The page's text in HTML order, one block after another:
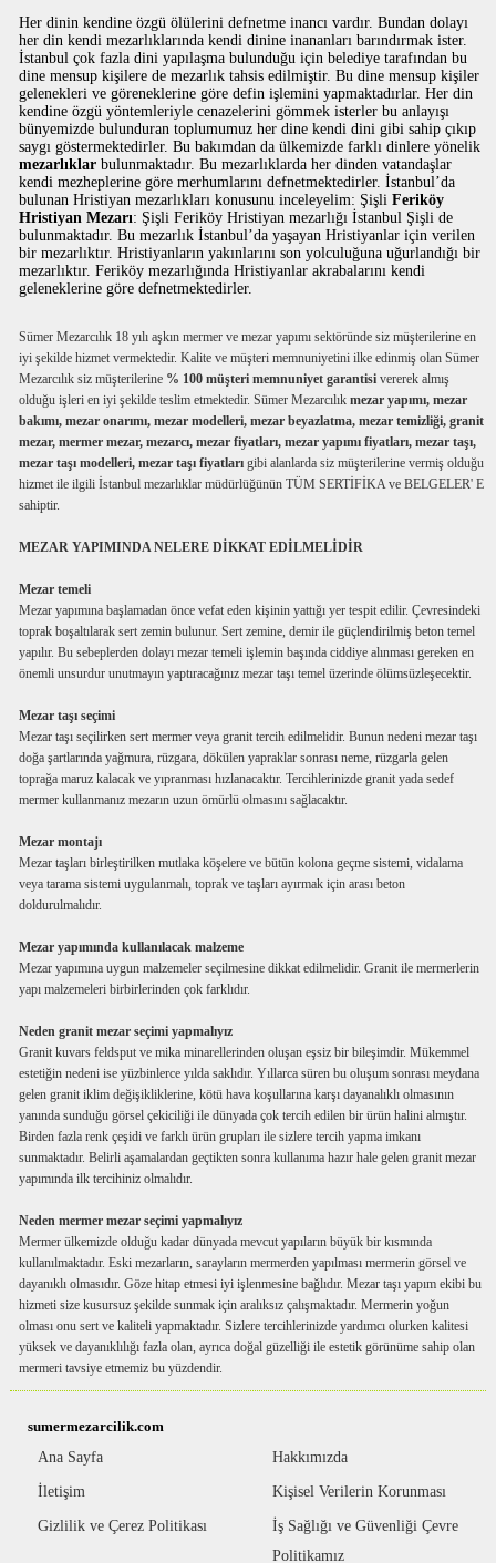
Her dinin kendine özgü ölülerini defnetme inancı vardır. Bundan dolayı
her din kendi mezarlıklarında kendi dinine inananları barındırmak ister.
İstanbul çok fazla dini yapılaşma bulunduğu için belediye tarafından bu
dine mensup kişilere de mezarlık tahsis edilmiştir. Bu dine mensup kişiler
gelenekleri ve göreneklerine göre defin işlemini yapmaktadırlar. Her din
kendine özgü yöntemleriyle cenazelerini gömmek isterler bu anlayışı
bünyemizde bulunduran toplumumuz her dine kendi dini gibi sahip çıkıp
saygı göstermektedirler. Bu bakımdan da ülkemizde farklı dinlere yönelik
mezarlıklar bulunmaktadır. Bu mezarlıklarda her dinden vatandaşlar
kendi mezheplerine göre merhumlarını defnetmektedirler. İstanbul’da
bulunan Hristiyan mezarlıkları konusunu inceleyelim: ŞişliFeriköy
Hristiyan Mezarı: Şişli Feriköy Hristiyan mezarlığı İstanbul Şişli de
bulunmaktadır. Bu mezarlık İstanbul’da yaşayan Hristiyanlar için verilen
bir mezarlıktır. Hristiyanların yakınlarını son yolculuğuna uğurlandığı bir
mezarlıktır. Feriköy mezarlığında Hristiyanlar akrabalarını kendi
geleneklerine göre defnetmektedirler.
Sümer Mezarcılık 18 yılı aşkın mermer ve mezar yapımı sektöründe siz müşterilerine en
iyi şekilde hizmet vermektedir. Kalite ve müşteri memnuniyetini ilke edinmiş olan Sümer
Mezarcılık siz müşterilerine % 100 müşteri memnuniyet garantisi vererek almış
olduğu işleri en iyi şekilde teslim etmektedir. Sümer Mezarcılıkmezar yapımı, mezar
bakımı, mezar onarımı, mezar modelleri, mezar beyazlatma, mezar temizliği, granit
mezar, mermer mezar, mezarcı, mezar fiyatları, mezar yapımı fiyatları, mezar taşı,
mezar taşı modelleri, mezar taşı fiyatları gibi alanlarda siz müşterilerine vermiş olduğu
hizmet ile ilgili İstanbul mezarlıklar müdürlüğünün TÜM SERTİFİKA ve BELGELER' E
sahiptir.
MEZAR YAPIMINDA NELERE DİKKAT EDİLMELİDİR
Mezar temeli
Mezar yapımına başlamadan önce vefat eden kişinin yattığı yer tespit edilir. Çevresindeki
toprak boşaltılarak sert zemin bulunur. Sert zemine, demir ile güçlendirilmiş beton temel
yapılır. Bu sebeplerden dolayı mezar temeli işlemin başında ciddiye alınması gereken en
önemli unsurdur unutmayın yaptıracağınız mezar taşı temel üzerinde ölümsüzleşecektir.
Mezar taşı seçimi
Mezar taşı seçilirken sert mermer veya granit tercih edilmelidir. Bunun nedeni mezar taşı
doğa şartlarında yağmura, rüzgara, dökülen yapraklar sonrası neme, rüzgarla gelen
toprağa maruz kalacak ve yıpranması hızlanacaktır. Tercihlerinizde granit yada sedef
mermer kullanmanız mezarın uzun ömürlü olmasını sağlacaktır.
Mezar montajı
Mezar taşları birleştirilken mutlaka köşelere ve bütün kolona geçme sistemi, vidalama
veya tarama sistemi uygulanmalı, toprak ve taşları ayırmak için arası beton
doldurulmalıdır.
Mezar yapımında kullanılacak malzeme
Mezar yapımına uygun malzemeler seçilmesine dikkat edilmelidir. Granit ile mermerlerin
yapı malzemeleri birbirlerinden çok farklıdır.
Neden granit mezar seçimi yapmalıyız
Granit kuvars feldsput ve mika minarellerinden oluşan eşsiz bir bileşimdir. Mükemmel
estetiğin nedeni ise yüzbinlerce yılda saklıdır. Yıllarca süren bu oluşum sonrası meydana
gelen granit iklim değişikliklerine, kötü hava koşullarına karşı dayanalıklı olmasının
yanında sunduğu görsel çekiciliği ile dünyada çok tercih edilen bir ürün halini almıştır.
Birden fazla renk çeşidi ve farklı ürün grupları ile sizlere tercih yapma imkanı
sunmaktadır. Belirli aşamalardan geçtikten sonra kullanıma hazır hale gelen granit mezar
yapımında ilk tercihiniz olmalıdır.
Neden mermer mezar seçimi yapmalıyız
Mermer ülkemizde olduğu kadar dünyada mevcut yapıların büyük bir kısmında
kullanılmaktadır. Eski mezarların, sarayların mermerden yapılması mermerin görsel ve
dayanıklı olmasıdır. Göze hitap etmesi iyi işlenmesine bağlıdır. Mezar taşı yapım ekibi bu
hizmeti size kusursuz şekilde sunmak için aralıksız çalışmaktadır. Mermerin yoğun
olması onu sert ve kaliteli yapmaktadır. Sizlere tercihlerinizde yardımcı olurken kalitesi
yüksek ve dayanıklılığı fazla olan, ayrıca doğal güzelliği ile estetik görünüme sahip olan
mermeri tavsiye etmemiz bu yüzdendir.
sumermezarcilik.com
Ana Sayfa
Hakkımızda
İletişim Kişisel Verilerin Korunması
Gizlilik ve Çerez Politikası
İş Sağlığı ve Güvenliği Çevre
Politikamız